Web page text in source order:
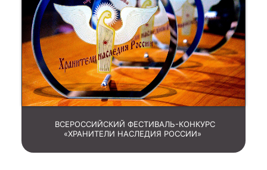
ВСЕРОССИЙСКИЙ ФЕСТИВАЛЬ-КОНКУРС
«ХРАНИТЕЛИ НАСЛЕДИЯ РОССИИ»